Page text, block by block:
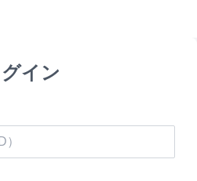
イン